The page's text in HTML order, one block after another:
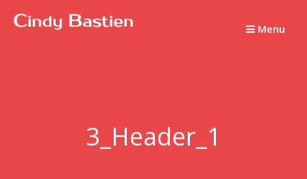
Menu
3_Header_1